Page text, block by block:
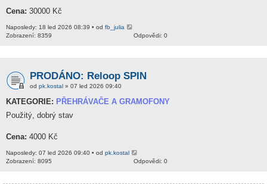
Cena: 30000 Kč
Naposledy: 18 led 2026 08:39 • od fb_julia
Odpovědi: 0
Zobrazení: 8359
PRODÁNO: Reloop SPIN
od pk.kostal » 07 led 2026 09:40
KATEGORIE: PŘEHRÁVAČE A GRAMOFONY
Použitý, dobrý stav
Cena: 4000 Kč
Naposledy: 07 led 2026 09:40 • od pk.kostal
Odpovědi: 0
Zobrazení: 8095